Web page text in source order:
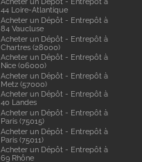
44 Loire-Atlantique
Acheter un Dépôt - Entrepôt à
84 Vaucluse
Acheter un Dépôt - Entrepôt à
Chartres (28000)
Acheter un Dépôt - Entrepôt à
Nice (06000)
Acheter un Dépôt - Entrepôt à
Metz (57000)
Acheter un Dépôt - Entrepôt à
40 Landes
Acheter un Dépôt - Entrepôt à
Paris (75015)
Acheter un Dépôt - Entrepôt à
Paris (75011)
Acheter un Dépôt - Entrepôt à
69 Rhône